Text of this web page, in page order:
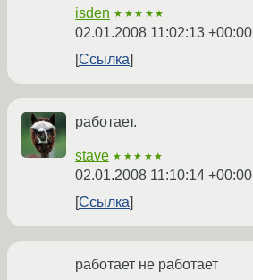
isden ★★★★★
02.01.2008 11:02:13 +00:00
Ссылка
работает.
stave ★★★★★
02.01.2008 11:10:14 +00:00
Ссылка
работает не работает